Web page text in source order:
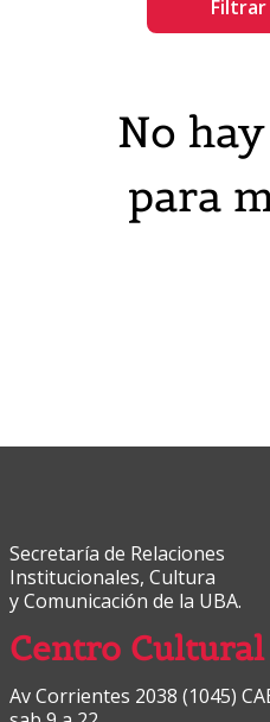
No
para
Secretaría de Relaciones
Institucionales, Cultura
y Comunicación de la UBA.
Centro Cultural
Av Corrientes 2038 (1045)